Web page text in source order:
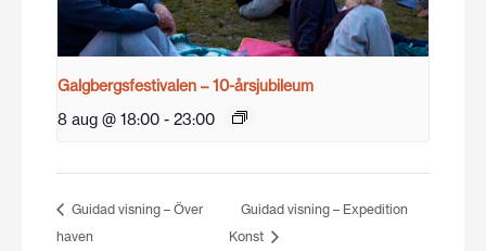
Galgbergsfestivalen – 10-årsjubileum
8 aug @ 18:00 - 23:00
Guidad visning – Över
haven
Guidad visning – Expedition
Konst